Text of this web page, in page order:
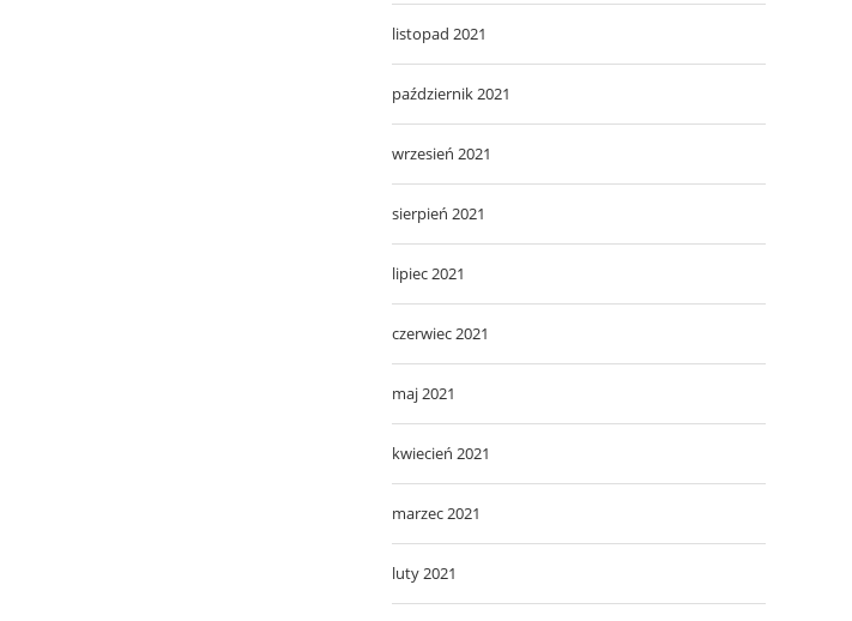
listopad 2021
październik 2021
wrzesień 2021
sierpień 2021
lipiec 2021
czerwiec 2021
maj 2021
kwiecień 2021
marzec 2021
luty 2021